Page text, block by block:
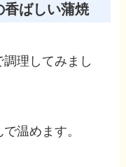
香ばしい蒲焼
理してみまし
温めます。